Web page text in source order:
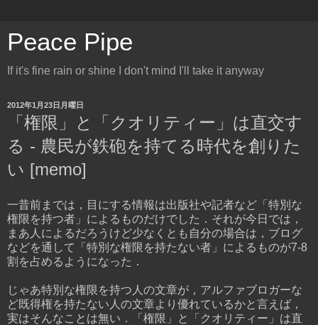
Peace Pipe
If it's fine rain or shine I don't mind I'll take it anyway
2012年1月23日月曜日
「権限」と「クオリティー」は直交す
る - 農民が鉄砲を持てる時代を創りた
い [memo]
一昔前までは，目にする情報は出版社や記者など「特別な
権限を持つ者」によるものだけでした．それが今日では，
まあ人によるだろうけど少なくとも自分の場合は，ブログ
などを通して「特別な権限を持たない者」によるものが7-8
割を占めるようになった．
じゃあ特別な権限を持つ人の文章が，アルファブロガーな
ど既得権を持たない人の文章より優れているかと言えば，
実はそんなことは無い．「権限」と「クオリティー」は直